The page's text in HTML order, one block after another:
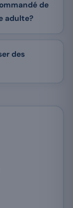
de
adulte?
des